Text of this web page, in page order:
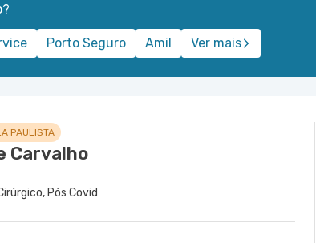
Porto Seguro Amil Ver mais
PAULISTA
Carvalho
Pós Covid